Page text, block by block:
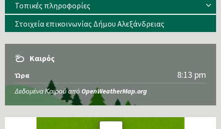
Τοπικές πληροφορίες
Στοιχεία επικοινωνίας Δήμου Αλεξάνδρειας
Καιρός
Ώρα 8:13 pm
Δεδομένα Καιρού από OpenWeatherMap.org